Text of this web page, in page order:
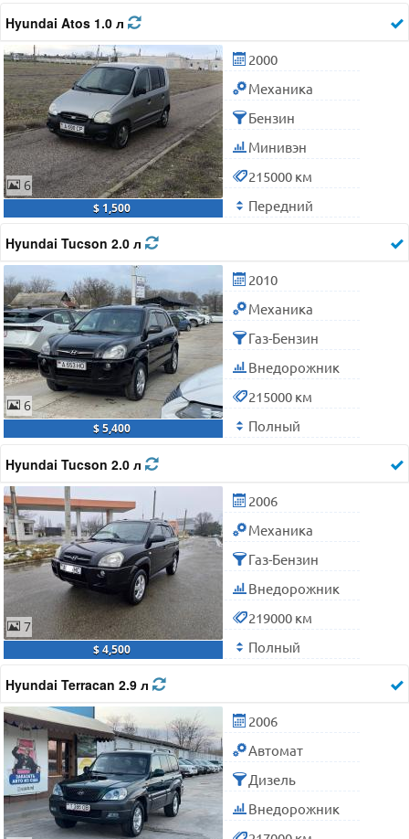
Hyundai Atos 1.0 л
6
$ 1,500
2000
Механика
Бензин
Минивэн
215000 км
Передний
Hyundai Tucson 2.0 л
6
$ 5,400
2010
Механика
Газ-Бензин
Внедорожник
215000 км
Полный
Hyundai Tucson 2.0 л
7
$ 4,500
2006
Механика
Газ-Бензин
Внедорожник
219000 км
Полный
Hyundai Terracan 2.9 л
2006
Автомат
Дизель
Внедорожник